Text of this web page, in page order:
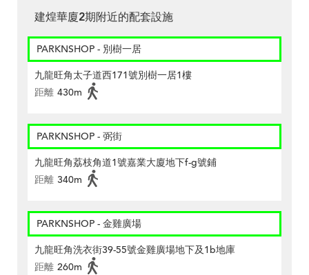
建煌華廈2期附近的配套設施
PARKNSHOP - 別樹一居
九龍旺角太子道西171號別樹一居1樓
距離 430m
PARKNSHOP - 弼街
九龍旺角荔枝角道1號嘉業大廈地下f-g號鋪
距離 340m
PARKNSHOP - 金雞廣場
九龍旺角洗衣街39-55號金雞廣場地下及1b地庫
距離 260m